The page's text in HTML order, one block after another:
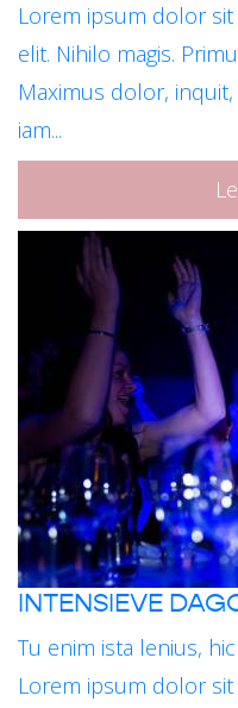
Lorem ipsum dolor
elit. Nihilo magis.
Maximus dolor,
iam...
INTENSIEVE
Tu enim ista lenius,
Lorem ipsum dolor